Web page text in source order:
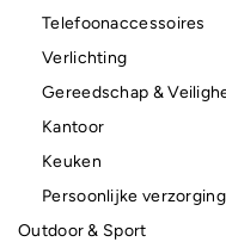
Telefoonaccessoires
Verlichting
Gereedschap &
Kantoor
Keuken
Persoonlijke verzorging
Outdoor & Sport